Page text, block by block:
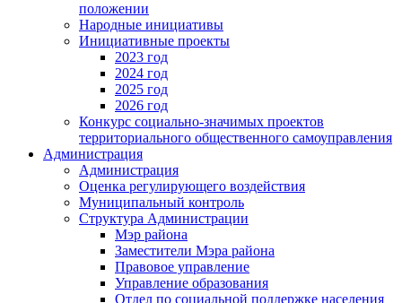
положении
Народные инициативы
Инициативные проекты
2023 год
2024 год
2025 год
2026 год
Конкурс социально-значимых проектов
территориального общественного самоуправления
Администрация
Администрация
Оценка регулирующего воздействия
Муниципальный контроль
Структура Администрации
Мэр района
Заместители Мэра района
Правовое управление
Управление образования
Отдел по социальной поддержке населения